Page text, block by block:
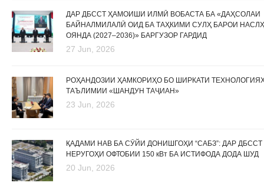
ДАР ДБССТ ҲАМОИШИ ИЛМӢ ВОБАСТА БА «ДАҲСОЛАИ
БАЙНАЛМИЛАЛӢ ОИД БА ТАҲКИМИ СУЛҲ БАРОИ
ОЯНДА (2027–2036)» БАРГУЗОР ГАРДИД
27 Jun, 2026
РОҲАНДОЗИИ ҲАМКОРИҲО БО ШИРКАТИ
ТАЪЛИМИИ «ШАНДУН ТАҶИАН»
23 Jun, 2026
ҚАДАМИ НАВ БА СӮЙИ ДОНИШГОҲИ “САБЗ”: ДАР ДБССТ
НЕРУГОҲИ ОФТОБИИ 150 кВт БА ИСТИФОДА ДОДА ШУД
20 Jun, 2026